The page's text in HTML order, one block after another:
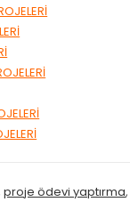
proje ödevi yaptırma